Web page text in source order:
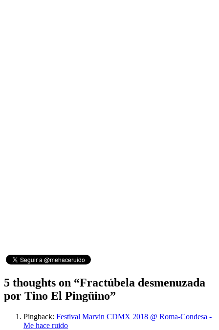
5 thoughts on “Fractúbela desmenuzada
por Tino El Pingüino”
Pingback: Festival Marvin CDMX 2018 @ Roma-Condesa -
Me hace ruido